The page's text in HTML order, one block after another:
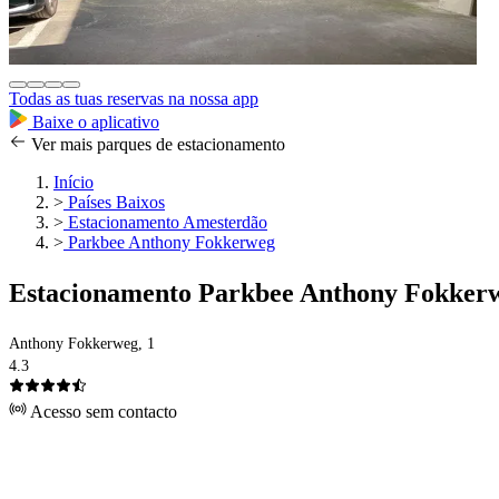
Todas as tuas reservas na nossa app
Baixe o aplicativo
Ver mais parques de estacionamento
Início
> Países Baixos
> Estacionamento Amesterdão
> Parkbee Anthony Fokkerweg
Estacionamento Parkbee Anthony
Anthony Fokkerweg, 1
4.3
Acesso sem contacto